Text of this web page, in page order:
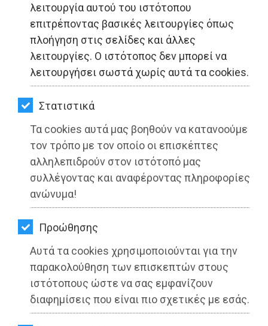
λειτουργία αυτού του ιστότοπου
επιτρέποντας βασικές λειτουργίες όπως
πλοήγηση στις σελίδες και άλλες
λειτουργίες. Ο ιστότοπος δεν μπορεί να
λειτουργήσει σωστά χωρίς αυτά τα cookies.
Στατιστικά
Τα cookies αυτά μας βοηθούν να κατανοούμε
τον τρόπο με τον οποίο οι επισκέπτες
αλληλεπιδρούν στον ιστότοπό μας
συλλέγοντας και αναφέροντας πληροφορίες
ανώνυμα!
Προώθησης
Αυτά τα cookies χρησιμοποιούνται για την
παρακολούθηση των επισκεπτών στους
ιστότοπους ώστε να σας εμφανίζουν
διαφημίσεις που είναι πιο σχετικές με εσάς.
ΠΟΛΙΤΙΣΜΟΣ
ΣΠΙΤΙ-
ΚΗΠΟΣ
ΥΓΕΙΑ
LIFESTYLE
ΤΑΞΙΔΙΑ
ΕΞΟΔΟΣ
ΠΕΡΙΒΑΛΛΟΝ
ΚΑΤΟΙΚΙΔΙΟ
ΑΓΓΕΛΙΕΣ
ΕΦΗΜΕΡΙΔΕΣ
OΔΗΓΟΣ
ΑΓΟΡΑΣ
ΤΟΠΙΚΗ ΑΥΤΟΔΙΟΙΚΗΣΗ - Μαραθώνας
Παράδοση οχήματος για τις
κοινωνικές υπηρεσίες του Δήμου
Μαραθώνος
Διαβάστηκε 4048 φορές